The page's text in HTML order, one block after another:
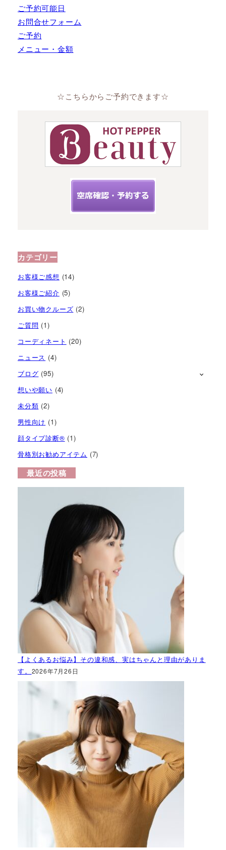
ご予約可能日
お問合せフォーム
ご予約
メニュー・金額
☆こちらからご予約できます☆
カテゴリー
お客様ご感想 (14)
お客様ご紹介 (5)
お買い物クルーズ (2)
ご質問 (1)
コーディネート (20)
ニュース (4)
ブログ (95)
想いや願い (4)
未分類 (2)
男性向け (1)
顔タイプ診断®︎ (1)
骨格別お勧めアイテム (7)
最近の投稿
【よくあるお悩み】その違和感、実はちゃんと理由がありま
す。 2026年7月26日